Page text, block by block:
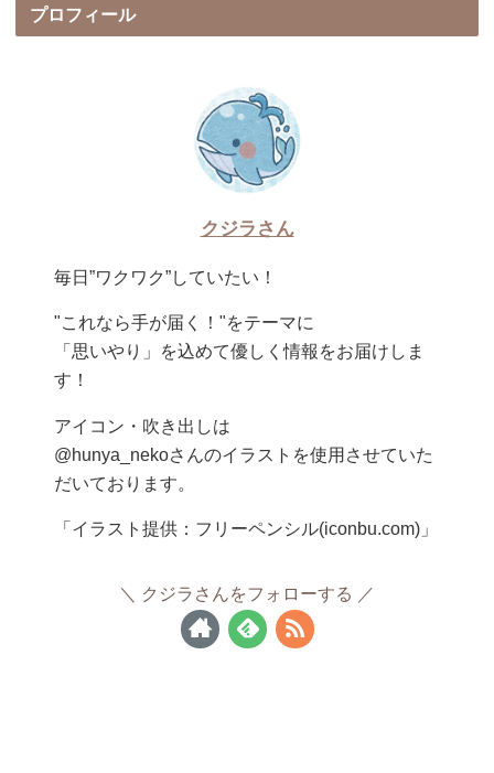
プロフィール
クジラさん
毎日”ワクワク”していたい！
"これなら手が届く！"をテーマに
「思いやり」を込めて優しく情報をお届けしま
す！
アイコン・吹き出しは
@hunya_nekoさんのイラストを使用させていた
だいております。
「イラスト提供：フリーペンシル(iconbu.com)」
クジラさんをフォローする